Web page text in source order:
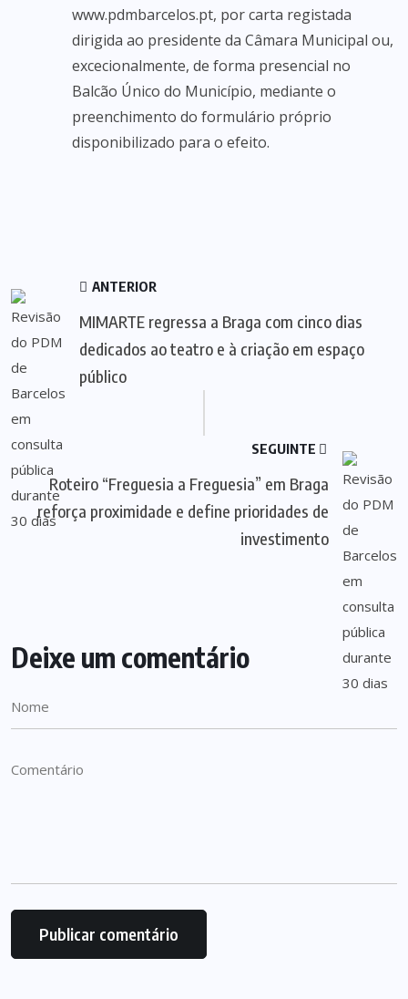
www.pdmbarcelos.pt, por carta registada
dirigida ao presidente da Câmara Municipal ou,
excecionalmente, de forma presencial no
Balcão Único do Município, mediante o
preenchimento do formulário próprio
disponibilizado para o efeito.
ANTERIOR
MIMARTE regressa a Braga com cinco dias
dedicados ao teatro e à criação em espaço
público
SEGUINTE
Roteiro “Freguesia a Freguesia” em Braga
reforça proximidade e define prioridades de
investimento
Deixe um comentário